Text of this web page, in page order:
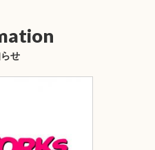
せ